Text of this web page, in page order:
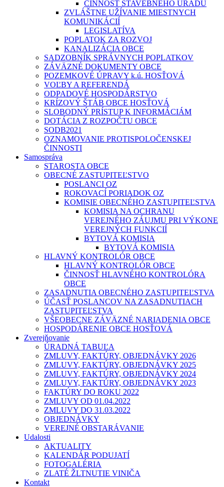
ČINNOSŤ STAVEBNÉHO ÚRADU
ZVLÁŠTNE UŽÍVANIE MIESTNYCH
KOMUNIKÁCIÍ
LEGISLATÍVA
POPLATOK ZA ROZVOJ
KANALIZÁCIA OBCE
SADZOBNÍK SPRÁVNYCH POPLATKOV
ZÁVÄZNÉ DOKUMENTY OBCE
POZEMKOVÉ ÚPRAVY k.ú. HOSŤOVÁ
VOĽBY A REFERENDÁ
ODPADOVÉ HOSPODÁRSTVO
KRÍZOVÝ ŠTÁB OBCE HOSŤOVÁ
SLOBODNÝ PRÍSTUP K INFORMÁCIÁM
DOTÁCIA Z ROZPOČTU OBCE
SODB2021
OZNAMOVANIE PROTISPOLOČENSKEJ
ČINNOSTI
Samospráva
STAROSTA OBCE
OBECNÉ ZASTUPITEĽSTVO
POSLANCI OZ
ROKOVACÍ PORIADOK OZ
KOMISIE OBECNÉHO ZASTUPITEĽSTVA
KOMISIA NA OCHRANU
VEREJNÉHO ZÁUJMU PRI VÝKONE
VEREJNÝCH FUNKCIÍ
BYTOVÁ KOMISIA
BYTOVÁ KOMISIA
HLAVNÝ KONTROLÓR OBCE
HLAVNÝ KONTROLÓR OBCE
ČINNOSŤ HLAVNÉHO KONTROLÓRA
OBCE
ZASADNUTIA OBECNÉHO ZASTUPITEĽSTVA
ÚČASŤ POSLANCOV NA ZASADNUTIACH
ZASTUPITEĽSTVA
VŠEOBECNE ZÁVÄZNÉ NARIADENIA OBCE
HOSPODÁRENIE OBCE HOSŤOVÁ
Zverejňovanie
ÚRADNÁ TABUĽA
ZMLUVY, FAKTÚRY, OBJEDNÁVKY 2026
ZMLUVY, FAKTÚRY, OBJEDNÁVKY 2025
ZMLUVY, FAKTÚRY, OBJEDNÁVKY 2024
ZMLUVY, FAKTÚRY, OBJEDNÁVKY 2023
FAKTÚRY DO ROKU 2022
ZMLUVY OD 01.04.2022
ZMLUVY DO 31.03.2022
OBJEDNÁVKY
VEREJNÉ OBSTARÁVANIE
Udalosti
AKTUALITY
KALENDÁR PODUJATÍ
FOTOGALÉRIA
ZLATÉ ŽLTNUTIE VINIČA
Kontakt